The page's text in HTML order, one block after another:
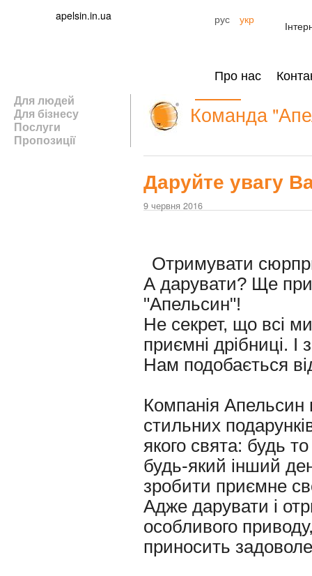
apelsin.in.ua рус укр
Про нас
Для людей
Для бізнесу
Послуги
Пропозиції
Команда
Даруйте увагу
9 червня 2016
Отримувати
А дарувати? Ще
"Апельсин"!
Не секрет, що всі
приємні дрібниці.
Нам подобається
Компанія Апельсин
стильних
якого свята: будь
будь-який інший
зробити приємне
Адже дарувати і
особливого
приносить